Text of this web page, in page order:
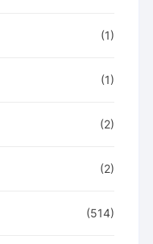
(1)
(1)
(2)
(2)
(514)